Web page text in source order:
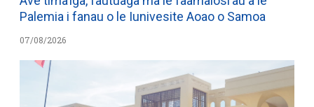
Palemia i fanau o le Iunivesite Aoao o Samoa
07/08/2026